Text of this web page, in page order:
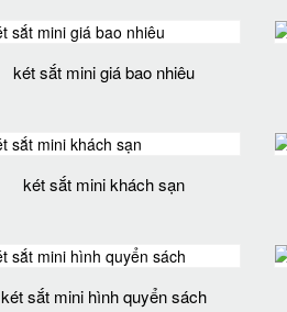
két sắt mini giá bao nhiêu
két sắt mini khách sạn
két sắt mini hình quyển sách